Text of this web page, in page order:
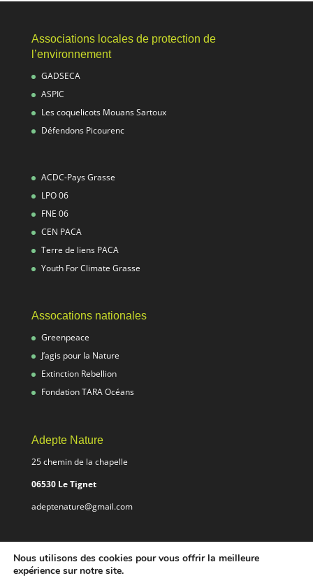
Associations locales de protection de
l’environnement
GADSECA
ASPIC
Les coquelicots Mouans Sartoux
Défendons Picourenc
ACDC-Pays Grasse
LPO 06
FNE 06
CEN PACA
Terre de liens PACA
Youth For Climate Grasse
Assocations nationales
Greenpeace
J’agis pour la Nature
Extinction Rebellion
Fondation TARA Océans
Adepte Nature
25 chemin de la chapelle
06530 Le Tignet
adeptenature@gmail.com
Nous utilisons des cookies pour vous offrir la meilleure
expérience sur notre site.